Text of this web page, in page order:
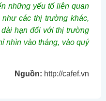
những yếu tố liên quan
các thị trường khác,
hạn đối với thị trường
nhìn vào tháng, vào quý
Nguồn: http://cafef.vn